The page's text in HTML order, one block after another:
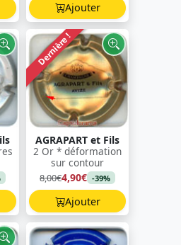
Ajouter
Dernière !
AGRAPART et Fils
2 Or * déformation
sur contour
8,00€4,90€ -39%
Ajouter